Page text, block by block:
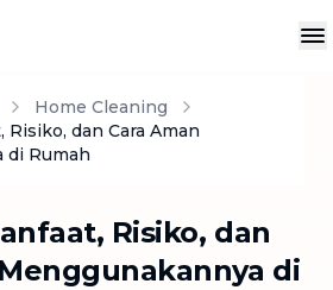
Home Cleaning
Risiko, dan Cara Aman
di Rumah
Risiko, dan
di